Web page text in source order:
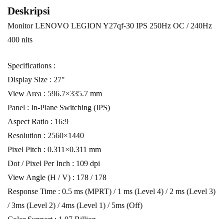
Deskripsi
Monitor LENOVO LEGION Y27qf-30 IPS 250Hz OC / 240Hz
400 nits
Specifications :
Display Size : 27″
View Area : 596.7×335.7 mm
Panel : In-Plane Switching (IPS)
Aspect Ratio : 16:9
Resolution : 2560×1440
Pixel Pitch : 0.311×0.311 mm
Dot / Pixel Per Inch : 109 dpi
View Angle (H / V) : 178 / 178
Response Time : 0.5 ms (MPRT) / 1 ms (Level 4) / 2 ms (Level 3)
/ 3ms (Level 2) / 4ms (Level 1) / 5ms (Off)